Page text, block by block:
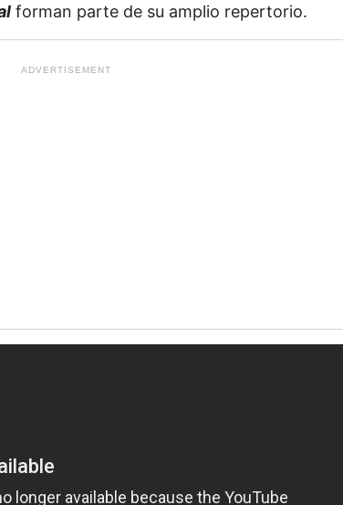
forman parte de su amplio repertorio.